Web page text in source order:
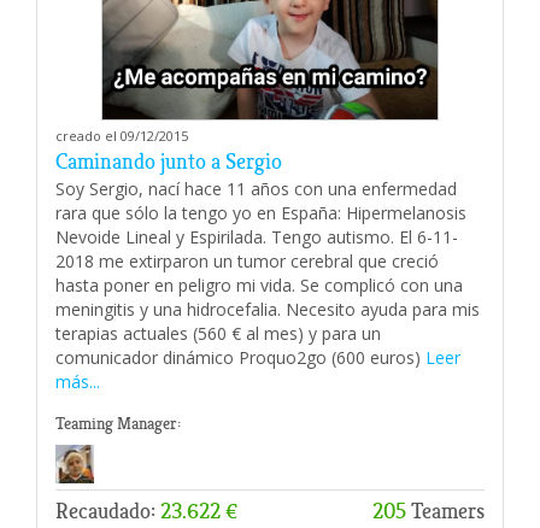
creado el 09/12/2015
Caminando junto a Sergio
Soy Sergio, nací hace 11 años con una enfermedad
rara que sólo la tengo yo en España: Hipermelanosis
Nevoide Lineal y Espirilada. Tengo autismo. El 6-11-
2018 me extirparon un tumor cerebral que creció
hasta poner en peligro mi vida. Se complicó con una
meningitis y una hidrocefalia. Necesito ayuda para mis
terapias actuales (560 € al mes) y para un
comunicador dinámico Proquo2go (600 euros) Leer
más...
Teaming Manager:
Recaudado: 23.622 € 205Teamers